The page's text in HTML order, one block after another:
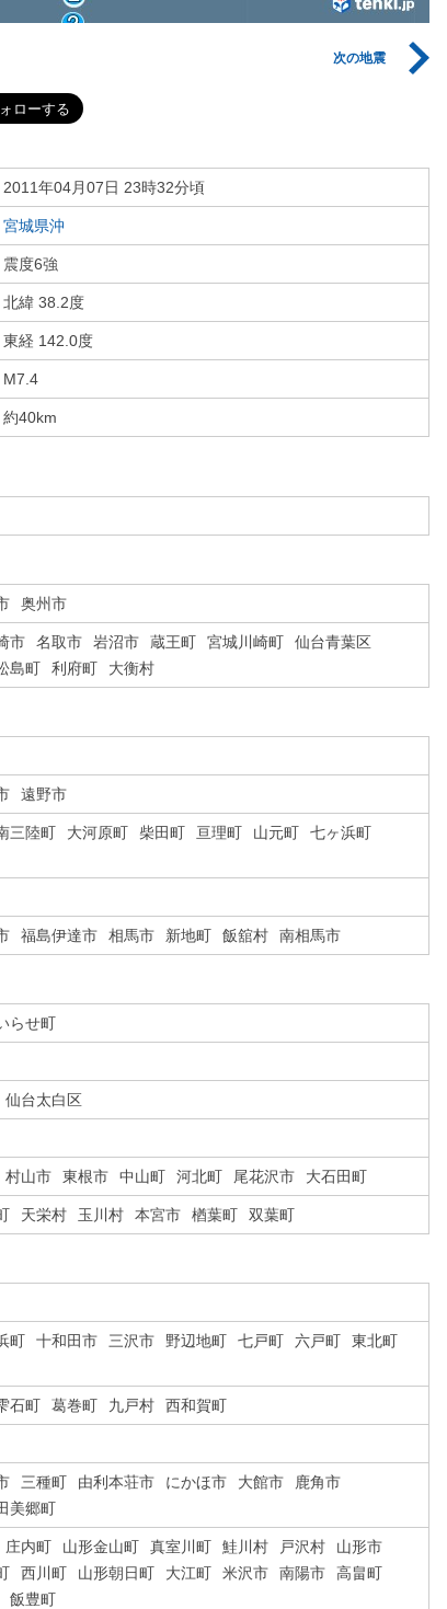
次の地震
2011年04月07日 23時32分頃
宮城県沖
震度6強
北緯 38.2度
東経 142.0度
M7.4
約40km
奥州市
市 名取市 岩沼市 蔵王町 宮城川崎町
仙台青葉区
島町 利府町 大衡村
遠野市
三陸町 大河原町 柴田町 亘理町 山元町
七ヶ浜町
福島伊達市 相馬市 新地町 飯舘村 南相馬市
らせ町
仙台太白区
村山市 東根市 中山町 河北町 尾花沢市 大石田町
天栄村 玉川村 本宮市 楢葉町 双葉町
町 十和田市 三沢市 野辺地町 七戸町 六戸町
東北町
石町 葛巻町 九戸村 西和賀町
三種町 由利本荘市 にかほ市 大館市
鹿角市
美郷町
庄内町 山形金山町 真室川町 鮭川村 戸沢村
山形市
西川町 山形朝日町 大江町 米沢市 南陽市
高畠町
飯豊町